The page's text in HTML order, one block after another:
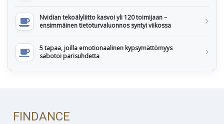
Nvidian tekoälyliitto kasvoi yli 120 toimijaan –
ensimmäinen tietoturvaluonnos syntyi viikossa
5 tapaa, joilla emotionaalinen kypsymättömyys
sabotoi parisuhdetta
FINDANCE